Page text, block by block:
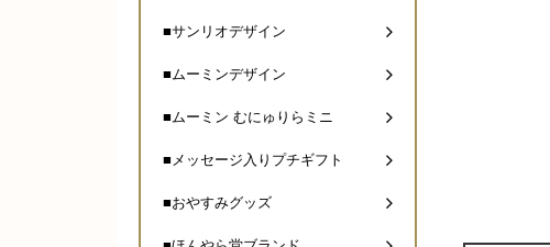
■サンリオデザイン
■ムーミンデザイン
■ムーミン むにゅりらミニ
■メッセージ入りプチギフト
■おやすみグッズ